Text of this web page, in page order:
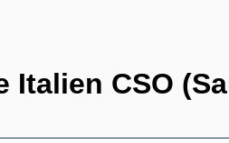
Italien CSO